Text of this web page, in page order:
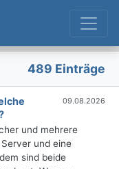
489 Einträge
09.08.2026
und mehrere
und eine
sind beide